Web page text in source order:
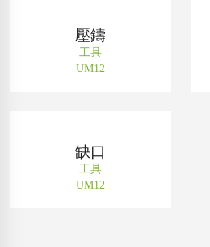
壓鑄
工具
UM12
缺口
工具
UM12